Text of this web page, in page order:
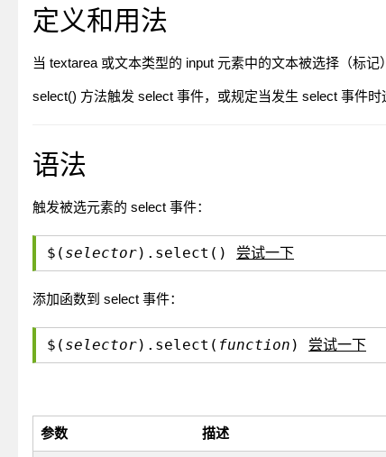
定义和用法
当 textarea 或文本类型的 input 元素中的文本被选择（标记
select() 方法触发 select 事件，或规定当发生 select 事件时
语法
触发被选元素的 select 事件：
$( selector).select() 尝试一下
添加函数到 select 事件：
$( selector).select( function ) 尝试一下
参数 描述